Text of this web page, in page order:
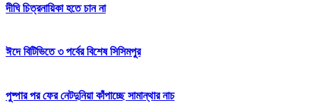
দীঘি চিত্রনায়িকা হতে চান না
ঈদে বিটিভিতে ৩ পর্বের বিশেষ সিসিমপুর
পুষ্পার পর ফের নেটদুনিয়া কাঁপাচ্ছে সামান্থার নাচ